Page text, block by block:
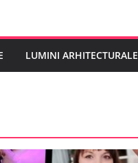
LUMINI ARHITECTURALE